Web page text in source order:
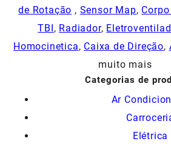
de Rotação , Sensor Map,
TBI, Radiador,
Homocinetica, Caixa de Direção,
muito mais
Categorias de
Ar
Elétrica